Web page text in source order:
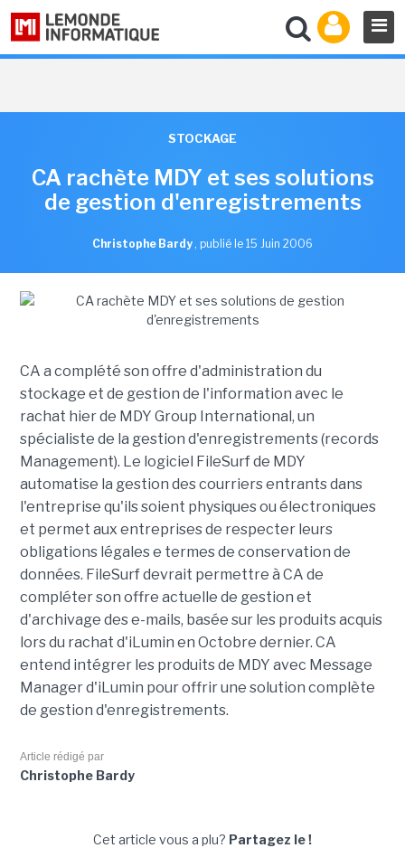
STOCKAGE
CA rachète MDY et ses solutions
de gestion d'enregistrements
Christophe Bardy , publié le 15 Juin 2006
CA a complété son offre d'administration du
stockage et de gestion de l'information avec le
rachat hier de MDY Group International, un
spécialiste de la gestion d'enregistrements (records
Management). Le logiciel FileSurf de MDY
automatise la gestion des courriers entrants dans
l'entreprise qu'ils soient physiques ou électroniques
et permet aux entreprises de respecter leurs
obligations légales e termes de conservation de
données. FileSurf devrait permettre à CA de
compléter son offre actuelle de gestion et
d'archivage des e-mails, basée sur les produits acquis
lors du rachat d'iLumin en Octobre dernier. CA
entend intégrer les produits de MDY avec Message
Manager d'iLumin pour offrir une solution complète
de gestion d'enregistrements.
Article rédigé par
Christophe Bardy
Cet article vous a plu? Partagez le !